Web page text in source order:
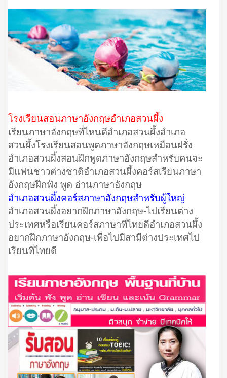
โรงเรียนสอนภาษาอังกฤษอำเภอสวนผึ้ง
เรียนภาษาอังกฤษที่ไหนดีอำเภอสวนผึ้งอำเภอ
สวนผึ้งโรงเรียนสอนพูดภาษาอังกฤษเหมือนฝรั่ง
อำเภอสวนผึ้งสอนฝึกพูดภาษาอังกฤษสำหรับคนจะ
มีแฟนชาวต่างชาติอำเภอสวนผึ้งคอร์สเรียนภาษา
อังกฤษฝึกฟัง พูด อ่านภาษาอังกฤษ
อำเภอสวนผึ้งคอร์สภาษาอังกฤษสำหรับผู้ใหญ่
อำเภอสวนผึ้งอยากฝึกภาษาอังกฤษ-ไปเรียนต่าง
ประเทศหรือเรียนคอร์สภาษาที่ไทยดีอำเภอสวนผึ้ง
อยากฝึกภาษาอังกฤษ-เพื่อไปมีสามีต่างประเทศไป
เรียนที่ไทยดี